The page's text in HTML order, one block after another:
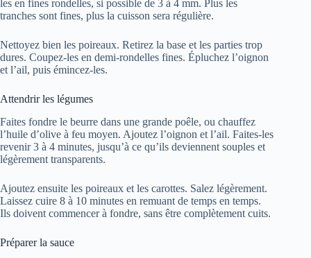
les en fines rondelles, si possible de 3 à 4 mm. Plus les
tranches sont fines, plus la cuisson sera régulière.
Nettoyez bien les poireaux. Retirez la base et les parties trop
dures. Coupez-les en demi-rondelles fines. Épluchez l’oignon
et l’ail, puis émincez-les.
Attendrir les légumes
Faites fondre le beurre dans une grande poêle, ou chauffez
l’huile d’olive à feu moyen. Ajoutez l’oignon et l’ail. Faites-les
revenir 3 à 4 minutes, jusqu’à ce qu’ils deviennent souples et
légèrement transparents.
Ajoutez ensuite les poireaux et les carottes. Salez légèrement.
Laissez cuire 8 à 10 minutes en remuant de temps en temps.
Ils doivent commencer à fondre, sans être complètement cuits.
Préparer la sauce